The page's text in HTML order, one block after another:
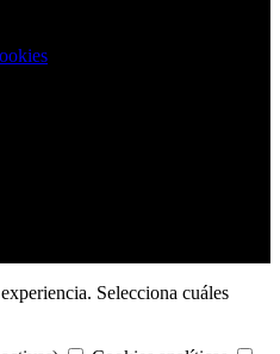
Selecciona cuáles